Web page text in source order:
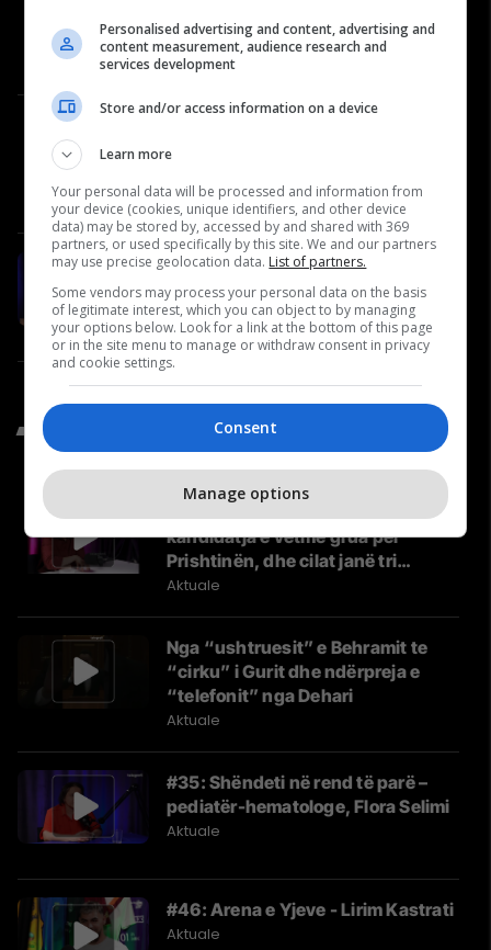
përplasjet në parti | Përballje
#39
Përballje
Roli i “Nënës Terezë” në vitet
#40
Përballje
#82: Shëndeti në rend të parë –
Ymer Durmishi, kirurg abdominal
Video
Të Fundit nga Aktuale
kandidatja e vetme grua për
Prishtinën, dhe cilat janë tri
synimet e saj?
Aktuale
Nga “ushtruesit” e Behramit te
“cirku” i Gurit dhe ndërpreja e
“telefonit” nga Dehari
Aktuale
#35: Shëndeti në rend të parë –
pediatër-hematologe, Flora Selimi
Aktuale
#46: Arena e Yjeve - Lirim Kastrati
Aktuale
Personalised advertising and content, advertising and
content measurement, audience research and
services development
Store and/or access information on a device
Learn more
Your personal data will be processed and information from
your device (cookies, unique identifiers, and other device
data) may be stored by, accessed by and shared with 369
partners, or used specifically by this site. We and our partners
may use precise geolocation data. List of partners.
Some vendors may process your personal data on the basis
of legitimate interest, which you can object to by managing
your options below. Look for a link at the bottom of this page
or in the site menu to manage or withdraw consent in privacy
and cookie settings.
Consent
Manage options